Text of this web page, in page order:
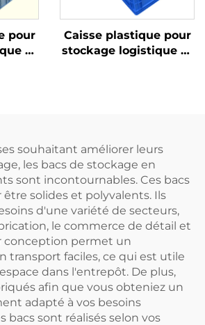
pour
et
Caisse plastique pour
stockage logistique et
souhaitant améliorer leurs
les bacs de stockage en
sont incontournables. Ces bacs
solides et polyvalents. Ils
d'une variété de secteurs,
le commerce de détail et
conception permet un
transport faciles, ce qui est utile
dans l'entrepôt. De plus,
afin que vous obteniez un
adapté à vos besoins
bacs sont réalisés selon vos